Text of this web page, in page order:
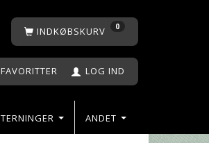
INDKØBSKURV 0
FAVORITTER LOG IND
TERNINGER ANDET